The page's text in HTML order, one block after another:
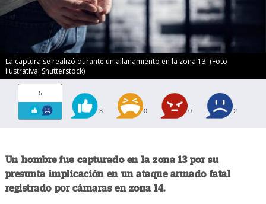
La captura se realizó durante un allanamiento en la zona 13. (Foto
ilustrativa: Shutterstock)
5
3 0 0 2
Un hombre fue capturado en la zona 13 por su
presunta implicación en un ataque armado fatal
registrado por cámaras en zona 14.